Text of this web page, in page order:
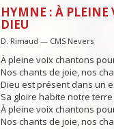
HYMNE : À PLEINE
DIEU
D. Rimaud — CMS Nevers
À pleine voix chantons
Nos chants de joie, nos
Dieu est présent dans un
Sa gloire habite notre terre
À pleine voix chantons
Nos chants de joie, nos